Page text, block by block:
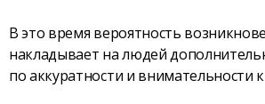
В это время вероятность
накладывает на людей
по аккуратности и внимательности